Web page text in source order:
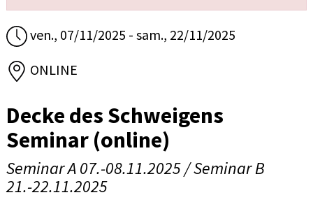
ven., 07/11/2025 - sam., 22/11/2025
ONLINE
Decke des Schweigens
Seminar (online)
Seminar A 07.-08.11.2025 / Seminar B
21.-22.11.2025